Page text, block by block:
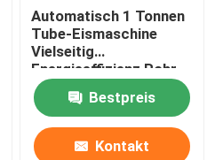
Automatisch 1 Tonnen
Tube-Eismaschine
Vielseitig
Energieeffizienz Rohr-
Eismaschine
Bestpreis
Kontakt